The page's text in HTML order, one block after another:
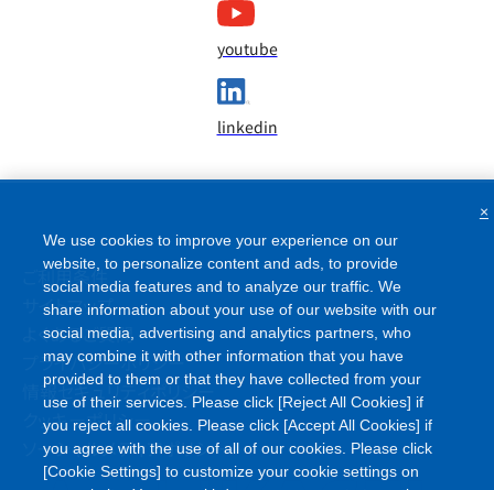
youtube
linkedin
ご利用条件
サイトマップ
よくあるご質問
プライバシーポリシー
情報セキュリティポリシー
クッキーポリシー
ソーシャルメディアポリシー
website, to personalize content and ads, to provide
social media features and to analyze our traffic. We
share information about your use of our website with our
social media, advertising and analytics partners, who
may combine it with other information that you have
provided to them or that they have collected from your
use of their services. Please click [Reject All Cookies] if
you reject all cookies. Please click [Accept All Cookies] if
you agree with the use of all of our cookies. Please click
[Cookie Settings] to customize your cookie settings on
our website. You can withdraw your consent at any time